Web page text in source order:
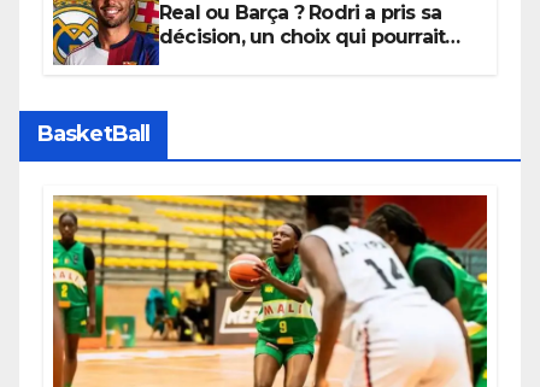
Real ou Barça ? Rodri a pris sa
décision, un choix qui pourrait
BasketBall